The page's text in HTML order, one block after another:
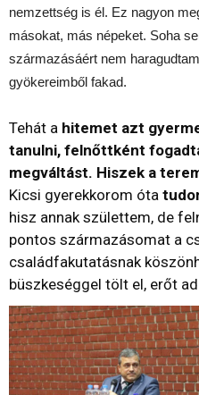
nemzettség is él. Ez nagyon
másokat, más népeket. Soha
származásáért nem
gyökereimből fakad.
Tehát a hitemet azt
tanulni, felnőttként
megváltást. Hiszek a
Kicsi gyerekkorom óta
hisz annak születtem, de
pontos származásomat a
családfakutatásnak
büszkeséggel tölt el, erőt